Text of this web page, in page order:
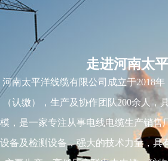
走进河南太
河南太平洋线缆有限公司成立于2018
（认缴），生产及协作团队200余人，
模，是一家专注从事电线电缆生产销售
设备及检测设备，强大的技术力量，具